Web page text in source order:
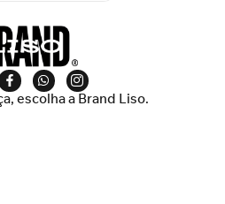
escolha a Brand Liso.